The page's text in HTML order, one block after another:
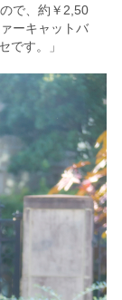
で、約￥2,50
ーキャットバ
です。」